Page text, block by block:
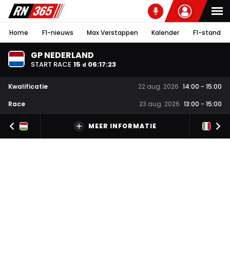
Home F1-nieuws Max Verstappen Kalender F1-stand
GP NEDERLAND
START RACE 15 d 06:17:22
Kwalificatie 22 aug. 2026 14:00 - 15:00
Race
23 aug. 2026 13:00 - 15:00
MEER INFORMATIE